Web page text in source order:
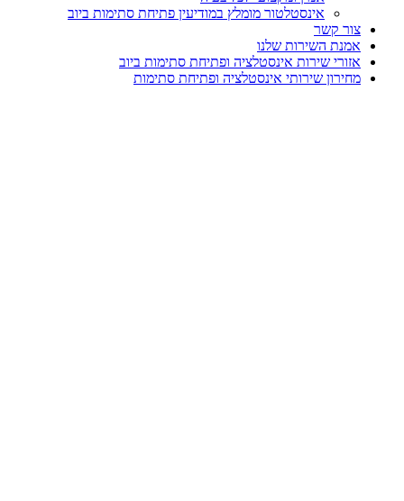
אינסטלטור מומלץ במודיעין פתיחת סתימות ביוב
קשר
השירות שלנו
שירות אינסטלציה ופתיחת סתימות ביוב
שירותי אינסטלציה ופתיחת סתימות